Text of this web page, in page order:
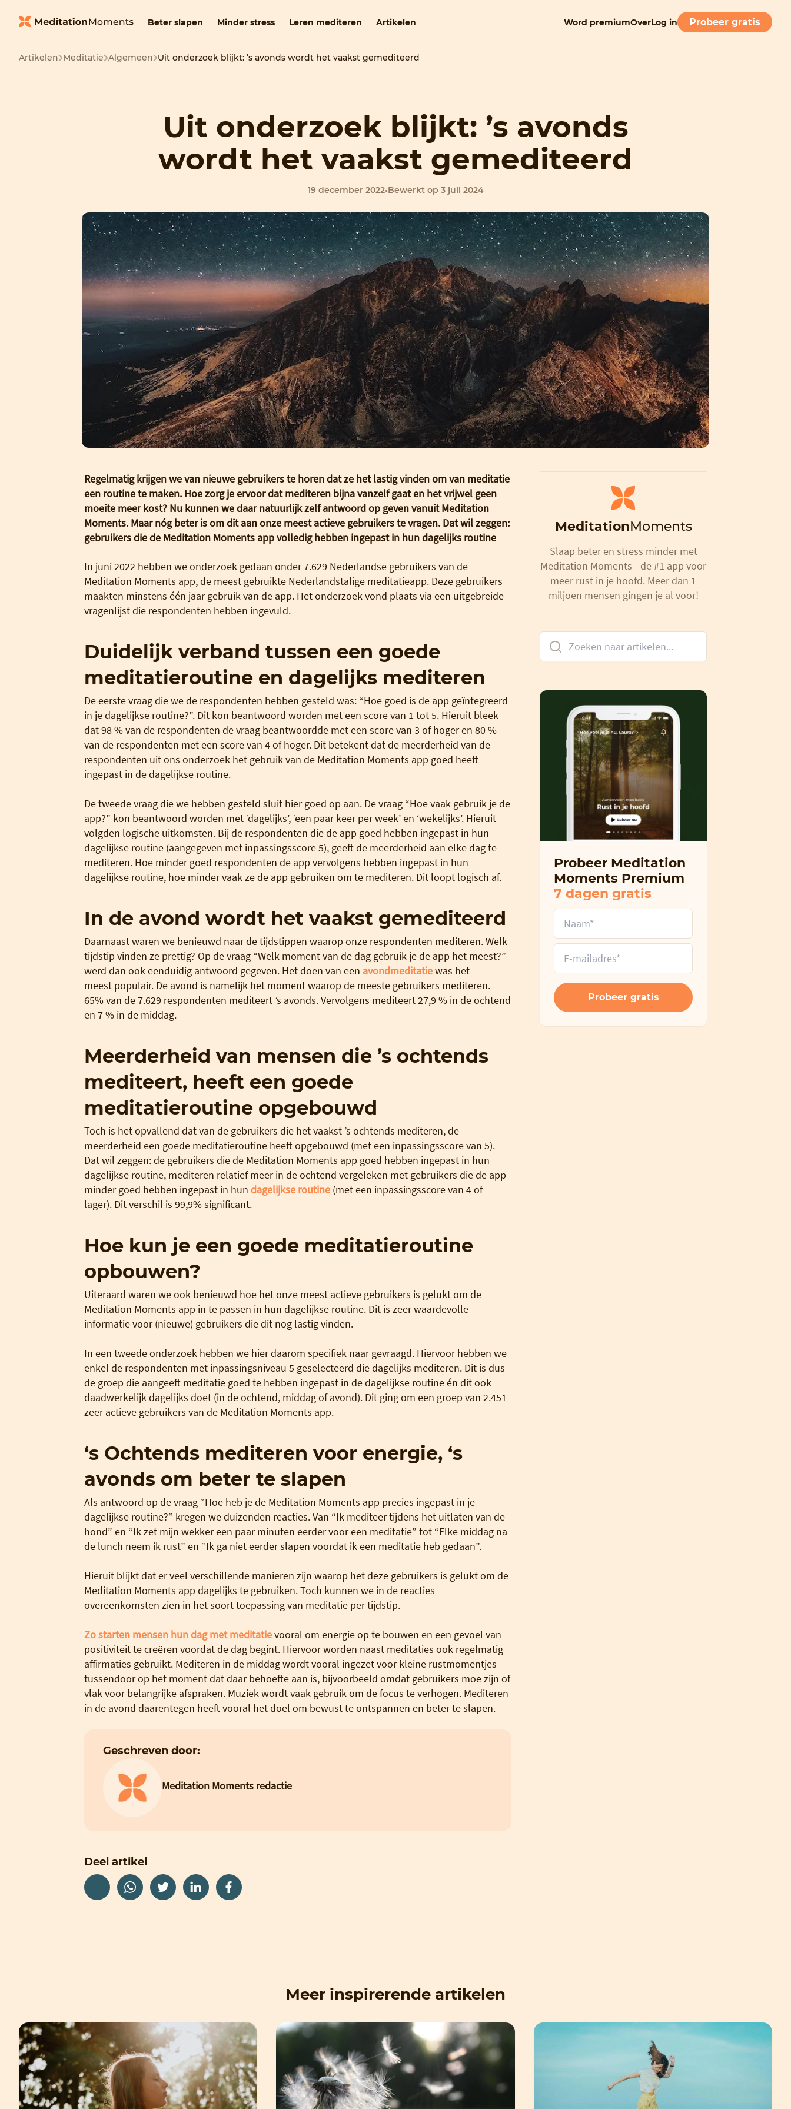
Beter slapen Minder stress Leren mediteren Artikelen Word premiumOverLog in Probeer gratis
Artikelen Meditatie Algemeen Uit onderzoek blijkt: ’s avonds wordt het vaakst gemediteerd
Uit onderzoek blijkt: ’s avonds
wordt het vaakst gemediteerd
19 december 2022•Bewerkt op 3 juli 2024
Regelmatig krijgen we van nieuwe gebruikers te horen dat ze het lastig vinden om van meditatie
een routine te maken. Hoe zorg je ervoor dat mediteren bijna vanzelf gaat en het vrijwel geen
moeite meer kost? Nu kunnen we daar natuurlijk zelf antwoord op geven vanuit Meditation
Moments. Maar nóg beter is om dit aan onze meest actieve gebruikers te vragen. Dat wil zeggen:
gebruikers die de Meditation Moments app volledig hebben ingepast in hun dagelijks routine
In juni 2022 hebben we onderzoek gedaan onder 7.629 Nederlandse gebruikers van de
Meditation Moments app, de meest gebruikte Nederlandstalige meditatieapp. Deze gebruikers
maakten minstens één jaar gebruik van de app. Het onderzoek vond plaats via een uitgebreide
vragenlijst die respondenten hebben ingevuld.
Duidelijk verband tussen een goede
meditatieroutine en dagelijks mediteren
De eerste vraag die we de respondenten hebben gesteld was: “Hoe goed is de app geïntegreerd
in je dagelijkse routine?”. Dit kon beantwoord worden met een score van 1 tot 5. Hieruit bleek
dat 98 % van de respondenten de vraag beantwoordde met een score van 3 of hoger en 80 %
van de respondenten met een score van 4 of hoger. Dit betekent dat de meerderheid van de
respondenten uit ons onderzoek het gebruik van de Meditation Moments app goed heeft
ingepast in de dagelijkse routine.
De tweede vraag die we hebben gesteld sluit hier goed op aan. De vraag “Hoe vaak gebruik je de
app?” kon beantwoord worden met ‘dagelijks’, ‘een paar keer per week’ en ‘wekelijks’. Hieruit
volgden logische uitkomsten. Bij de respondenten die de app goed hebben ingepast in hun
dagelijkse routine (aangegeven met inpassingsscore 5), geeft de meerderheid aan elke dag te
mediteren. Hoe minder goed respondenten de app vervolgens hebben ingepast in hun
dagelijkse routine, hoe minder vaak ze de app gebruiken om te mediteren. Dit loopt logisch af.
In de avond wordt het vaakst gemediteerd
Daarnaast waren we benieuwd naar de tijdstippen waarop onze respondenten mediteren. Welk
tijdstip vinden ze prettig? Op de vraag “Welk moment van de dag gebruik je de app het meest?”
werd dan ook eenduidig antwoord gegeven. Het doen van een avondmeditatiewas het
meest populair. De avond is namelijk het moment waarop de meeste gebruikers mediteren.
65% van de 7.629 respondenten mediteert ’s avonds. Vervolgens mediteert 27,9 % in de ochtend
en 7 % in de middag.
Meerderheid van mensen die ’s ochtends
mediteert, heeft een goede
meditatieroutine opgebouwd
Toch is het opvallend dat van de gebruikers die het vaakst ’s ochtends mediteren, de
meerderheid een goede meditatieroutine heeft opgebouwd (met een inpassingsscore van 5).
Dat wil zeggen: de gebruikers die de Meditation Moments app goed hebben ingepast in hun
dagelijkse routine, mediteren relatief meer in de ochtend vergeleken met gebruikers die de app
minder goed hebben ingepast in hun dagelijkse routine(met een inpassingsscore van 4 of
lager). Dit verschil is 99,9% significant.
Hoe kun je een goede meditatieroutine
opbouwen?
Uiteraard waren we ook benieuwd hoe het onze meest actieve gebruikers is gelukt om de
Meditation Moments app in te passen in hun dagelijkse routine. Dit is zeer waardevolle
informatie voor (nieuwe) gebruikers die dit nog lastig vinden.
In een tweede onderzoek hebben we hier daarom specifiek naar gevraagd. Hiervoor hebben we
enkel de respondenten met inpassingsniveau 5 geselecteerd die dagelijks mediteren. Dit is dus
de groep die aangeeft meditatie goed te hebben ingepast in de dagelijkse routine én dit ook
daadwerkelijk dagelijks doet (in de ochtend, middag of avond). Dit ging om een groep van 2.451
zeer actieve gebruikers van de Meditation Moments app.
‘s Ochtends mediteren voor energie, ‘s
avonds om beter te slapen
Als antwoord op de vraag “Hoe heb je de Meditation Moments app precies ingepast in je
dagelijkse routine?” kregen we duizenden reacties. Van “Ik mediteer tijdens het uitlaten van de
hond” en “Ik zet mijn wekker een paar minuten eerder voor een meditatie” tot “Elke middag na
de lunch neem ik rust” en “Ik ga niet eerder slapen voordat ik een meditatie heb gedaan”.
Hieruit blijkt dat er veel verschillende manieren zijn waarop het deze gebruikers is gelukt om de
Meditation Moments app dagelijks te gebruiken. Toch kunnen we in de reacties
overeenkomsten zien in het soort toepassing van meditatie per tijdstip.
Zo starten mensen hun dag met meditatievooral om energie op te bouwen en een gevoel van
positiviteit te creëren voordat de dag begint. Hiervoor worden naast meditaties ook regelmatig
affirmaties gebruikt. Mediteren in de middag wordt vooral ingezet voor kleine rustmomentjes
tussendoor op het moment dat daar behoefte aan is, bijvoorbeeld omdat gebruikers moe zijn of
vlak voor belangrijke afspraken. Muziek wordt vaak gebruik om de focus te verhogen. Mediteren
in de avond daarentegen heeft vooral het doel om bewust te ontspannen en beter te slapen.
Geschreven door:
Meditation Moments redactie
Deel artikel
MeditationMoments
Slaap beter en stress minder met
Meditation Moments - de #1 app voor
meer rust in je hoofd. Meer dan 1
miljoen mensen gingen je al voor!
Probeer Meditation
Moments Premium
7 dagen gratis
Meer inspirerende artikelen